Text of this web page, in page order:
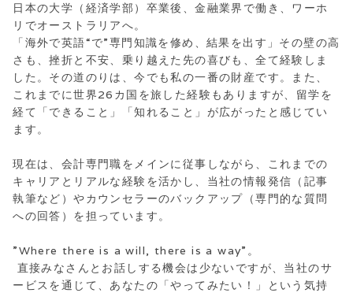
日本の大学（経済学部）卒業後、金融業界で働き、ワーホ
リでオーストラリアへ。
「海外で英語“で”専門知識を修め、結果を出す」その壁の高
さも、挫折と不安、乗り越えた先の喜びも、全て経験しま
した。その道のりは、今でも私の一番の財産です。また、
これまでに世界26カ国を旅した経験もありますが、留学を
経て「できること」「知れること」が広がったと感じてい
ます。
現在は、会計専門職をメインに従事しながら、これまでの
キャリアとリアルな経験を活かし、当社の情報発信（記事
執筆など）やカウンセラーのバックアップ（専門的な質問
への回答）を担っています。
”Where there is a will, there is a way”。
直接みなさんとお話しする機会は少ないですが、当社のサ
ービスを通じて、あなたの「やってみたい！」という気持